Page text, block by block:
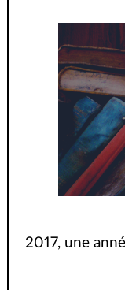
2017, une